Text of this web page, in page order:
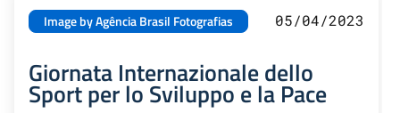
Image by Agência Brasil Fotografias 05/04/2023
Giornata Internazionale dello
Sport per lo Sviluppo e la Pace